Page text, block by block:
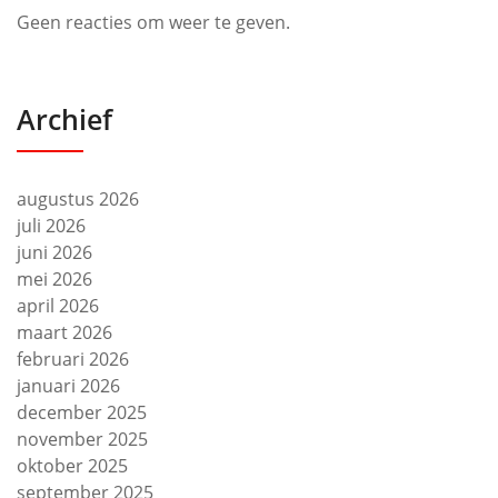
Geen reacties om weer te geven.
Archief
augustus 2026
juli 2026
juni 2026
mei 2026
april 2026
maart 2026
februari 2026
januari 2026
december 2025
november 2025
oktober 2025
september 2025